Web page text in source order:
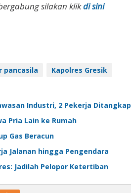
silakan klikdi sini
pancasila Kapolres Gresik
Industri, 2 Pekerja Ditangkap
Pria Lain ke Rumah
Gas Beracun
Jalanan hingga Pengendara
Jadilah Pelopor Ketertiban